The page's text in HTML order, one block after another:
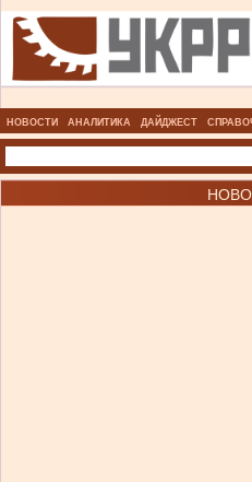
НОВОСТИ АНАЛИТИКА ДАЙДЖЕСТ